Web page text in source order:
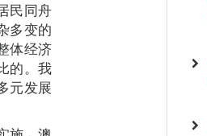
民同舟
多变的
体经济
的。我
元发展